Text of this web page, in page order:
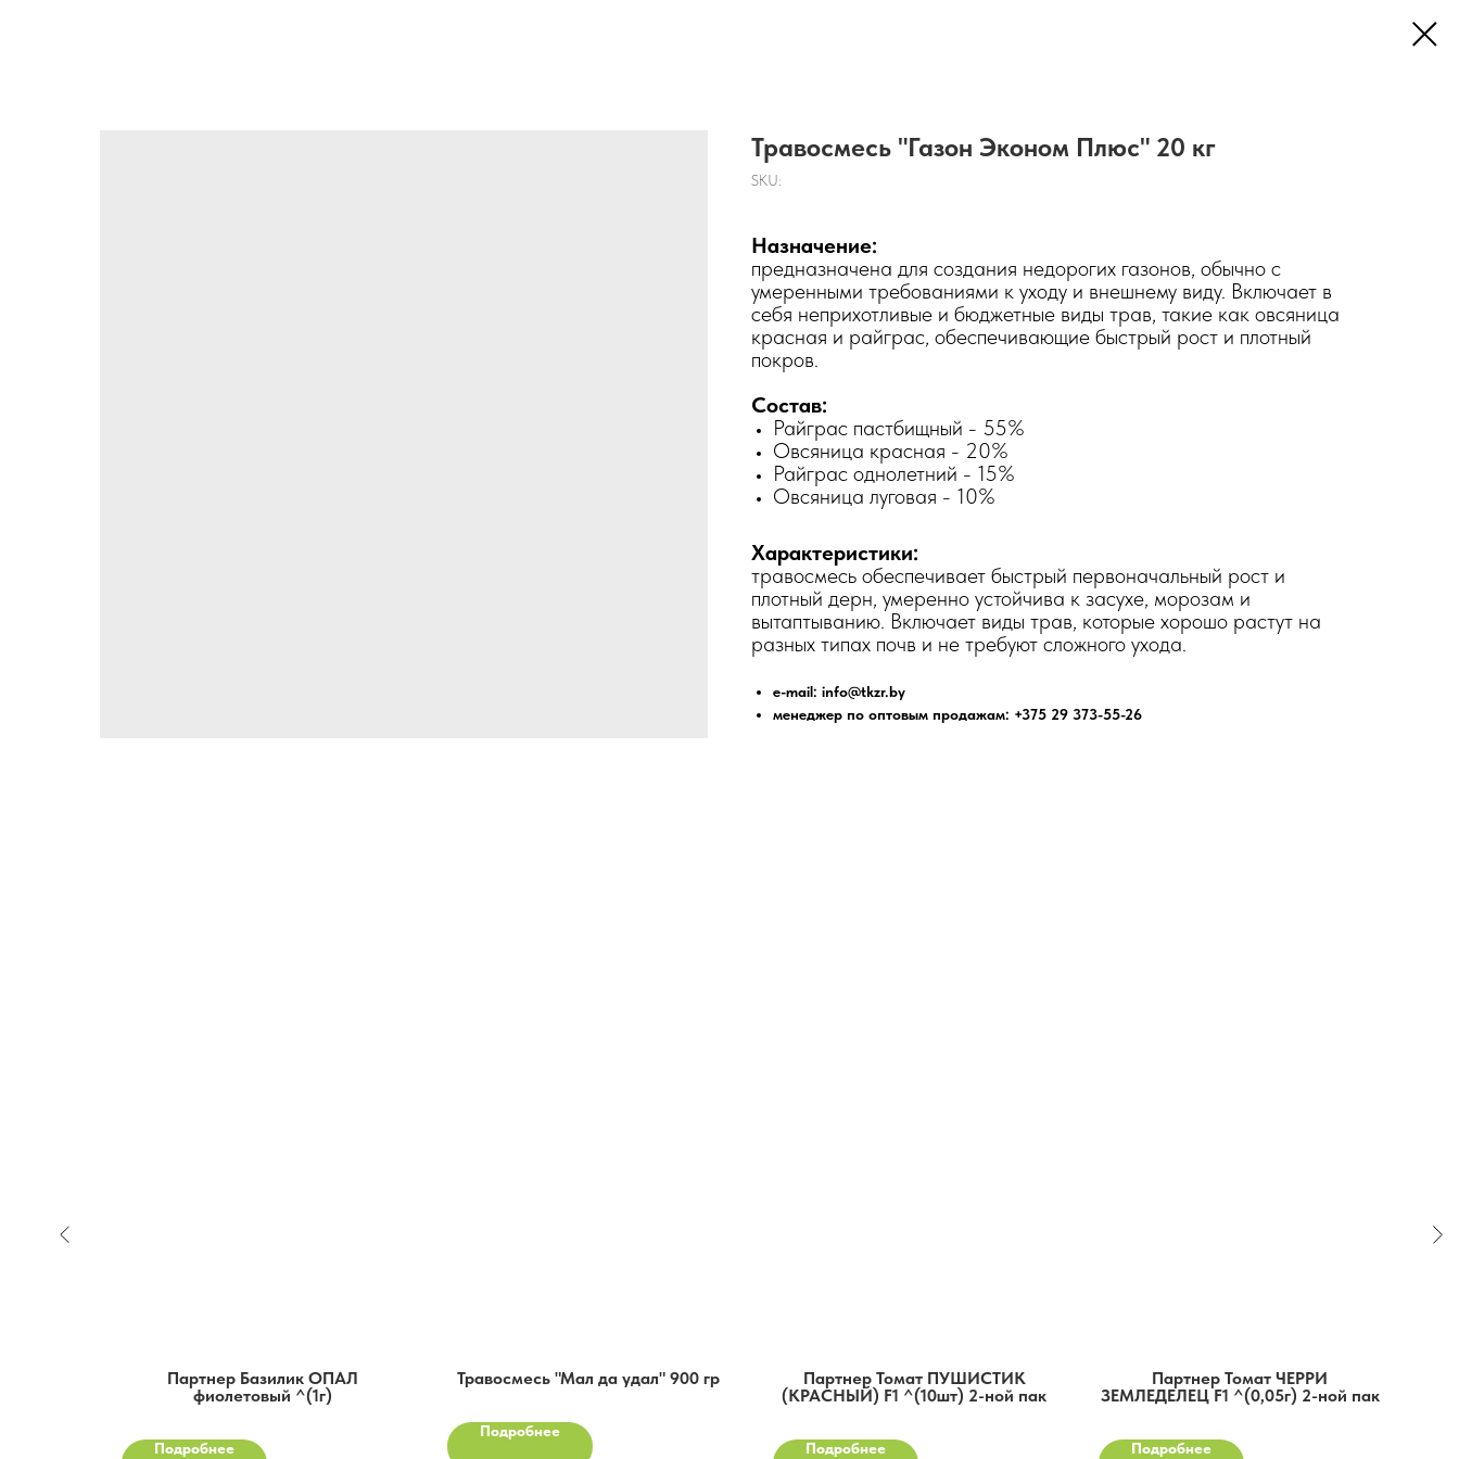
Травосмесь "Газон Эконом Плюс" 20 кг
SKU:
Назначение:
предназначена для создания недорогих газонов, обычно с
умеренными требованиями к уходу и внешнему виду. Включает в
себя неприхотливые и бюджетные виды трав, такие как овсяница
красная и райграс, обеспечивающие быстрый рост и плотный
покров.
Состав:
Райграс пастбищный - 55%
Овсяница красная - 20%
Райграс однолетний - 15%
Овсяница луговая - 10%
Характеристики:
травосмесь обеспечивает быстрый первоначальный рост и
плотный дерн, умеренно устойчива к засухе, морозам и
вытаптыванию. Включает виды трав, которые хорошо растут на
разных типах почв и не требуют сложного ухода.
e-mail: info@tkzr.by
менеджер по оптовым продажам: +375 29 373-55-26
Партнер Базилик ОПАЛ
фиолетовый ^(1г)
Подробнее
Травосмесь "Мал да удал" 900 гр
Подробнее
Партнер Томат ПУШИСТИК
(КРАСНЫЙ) F1 ^(10шт) 2-ной пак
Подробнее
Партнер Томат ЧЕРРИ
ЗЕМЛЕДЕЛЕЦ F1 ^(0,05г) 2-ной пак
Подробнее